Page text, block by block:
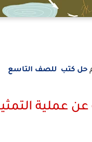
حل كتب للصف التاسع
عملية